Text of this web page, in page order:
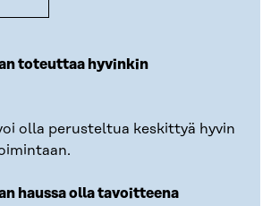
toteuttaa hyvinkin
olla perusteltua keskittyä hyvin
haussa olla tavoitteena